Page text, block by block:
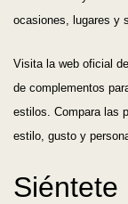
ocasiones, lugares y
Visita la web oficial
de complementos
estilos. Compara las
estilo, gusto y
Siéntete